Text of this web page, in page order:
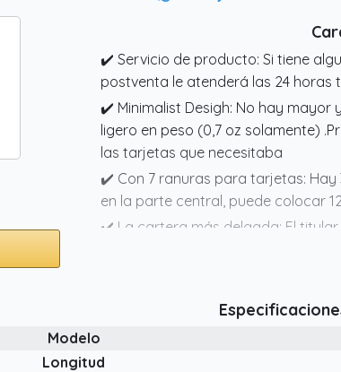
✔️ Servicio de producto: Si tiene
postventa le atenderá las 24
✔️ Minimalist Desigh: No hay mayor
ligero en peso (0,7 oz solamente)
las tarjetas que necesitaba
✔️ Con 7 ranuras para tarjetas:
en la parte central, puede colocar
✔️ La cartera más delgada: El
increíblemente suave. Su figura
tan elegante, le ofrecemos varios
elegante o un caballero,
Modelo
Longitud